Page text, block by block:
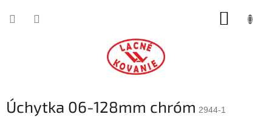
Úchytka 06-128mm chróm 2944-1